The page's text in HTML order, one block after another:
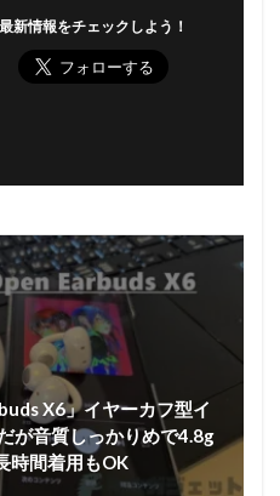
最新情報をチェックしよう！
X6」イヤーカフ型イ
が音質しっかりめで4.8g
時間着用もOK